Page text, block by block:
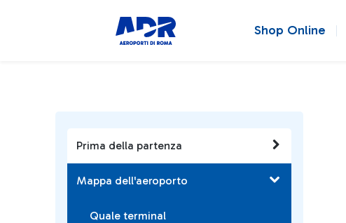
Shop Online
Prima della partenza
Mappa dell'aeroporto
Quale terminal